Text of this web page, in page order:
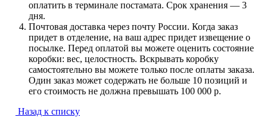
оплатить в терминале постамата. Срок хранения — 3
дня.
Почтовая доставка через почту России. Когда заказ
придет в отделение, на ваш адрес придет извещение о
посылке. Перед оплатой вы можете оценить состояние
коробки: вес, целостность. Вскрывать коробку
самостоятельно вы можете только после оплаты заказа.
Один заказ может содержать не больше 10 позиций и
его стоимость не должна превышать 100 000 р.
Назад к списку